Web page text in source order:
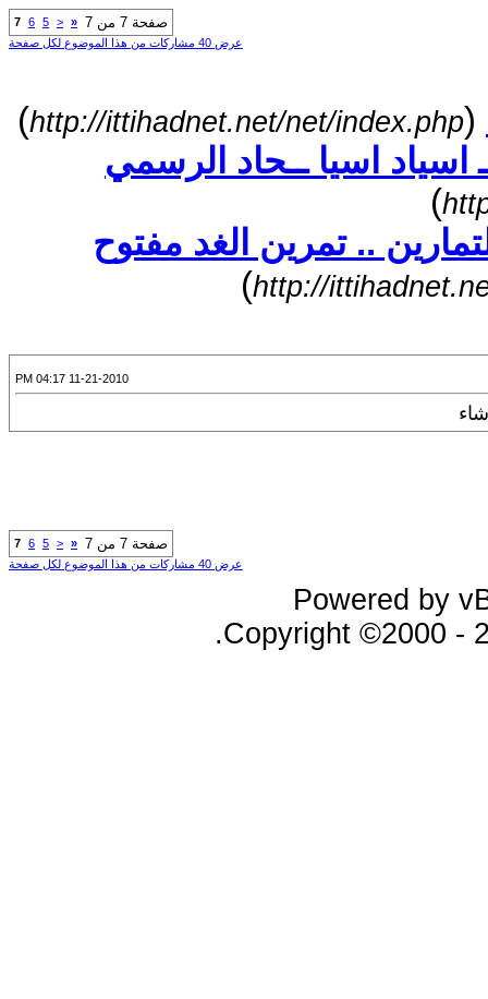
صفحة 7 من 7 «
<
5
6
7
عرض 40 مشاركات من هذا الموضوع لكل صفحة
(
http://ittihadnet.net/net/index.php
)
اسياد اسيا ــحاد الرسمي
)
.. تمرين الغد مفتوح
http://
)
11-21-2010 04:17 PM
صفحة 7 من 7 «
<
5
6
7
عرض 40 مشاركات من هذا الموضوع لكل صفحة
Powered by
Copyright ©2000 -